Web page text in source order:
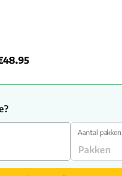
Aantal pakken